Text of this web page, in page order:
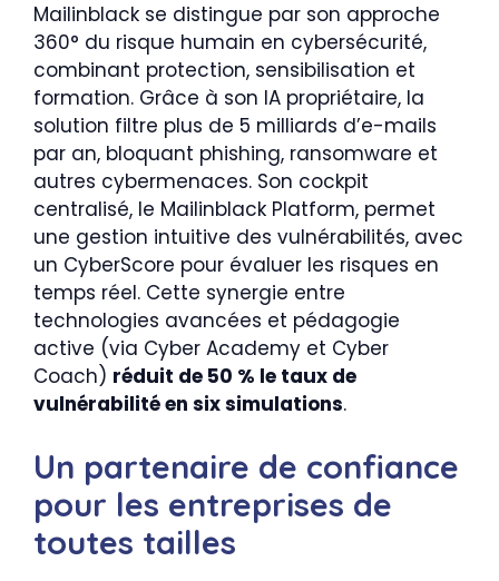
Mailinblack se distingue par son approche
360° du risque humain en cybersécurité,
combinant protection, sensibilisation et
formation. Grâce à son IA propriétaire, la
solution filtre plus de 5 milliards d’e-mails
par an, bloquant phishing, ransomware et
autres cybermenaces. Son cockpit
centralisé, le Mailinblack Platform, permet
une gestion intuitive des vulnérabilités, avec
un CyberScore pour évaluer les risques en
temps réel. Cette synergie entre
technologies avancées et pédagogie
active (via Cyber Academy et Cyber
Coach) réduit de 50 % le taux de
vulnérabilité en six simulations.
Un partenaire de confiance
pour les entreprises de
toutes tailles